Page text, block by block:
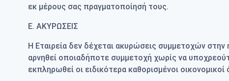
εκ μέρους σας πραγματοποίησή τους.
Ε. ΑΚΥΡΩΣΕΙΣ
Η Εταιρεία δεν δέχεται ακυρώσεις συμμετοχών
αρνηθεί οποιαδήποτε συμμετοχή χωρίς να
εκπληρωθεί οι ειδικότερα καθορισμένοι